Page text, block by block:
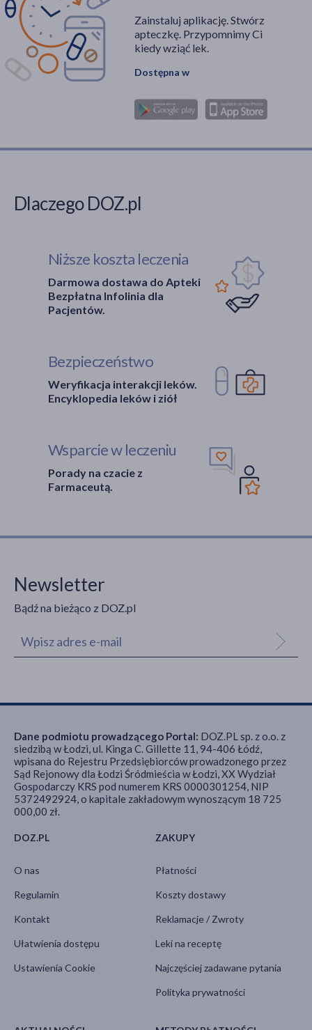
Zainstaluj aplikację. Stwórz
apteczkę. Przypomnimy Ci
kiedy wziąć lek.
Dostępna w
Dlaczego DOZ.pl
Niższe koszta leczenia
Darmowa dostawa do Apteki
Bezpłatna Infolinia dla
Pacjentów.
Bezpieczeństwo
Weryfikacja interakcji leków.
Encyklopedia leków i ziół
Wsparcie w leczeniu
Porady na czacie z
Farmaceutą.
Newsletter
Bądź na bieżąco z DOZ.pl
DOZ.PL
O nas
Regulamin
Kontakt
Ułatwienia dostępu
Ustawienia Cookie
ZAKUPY
Płatności
Koszty dostawy
Reklamacje / Zwroty
Leki na receptę
Najczęściej zadawane pytania
Polityka prywatności
Dane podmiotu prowadzącego Portal: DOZ.PL sp. z o.o. z
siedzibą w Łodzi, ul. Kinga C. Gillette 11, 94-406 Łódź,
wpisana do Rejestru Przedsiębiorców prowadzonego przez
Sąd Rejonowy dla Łodzi Śródmieścia w Łodzi, XX Wydział
Gospodarczy KRS pod numerem KRS 0000301254, NIP
5372492924, o kapitale zakładowym wynoszącym 18 725
000,00 zł.